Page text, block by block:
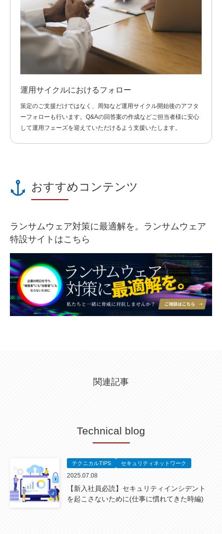
運用サイクルにおけるフォロー
策定のご支援だけではなく、周知など運用サイクル開始後のアフタ
ーフォローも行います。Q&Aの回答案の作成などご担当者様に安心
して運用フェーズを迎えていただけるよう支援いたします。
おすすめコンテンツ
ランサムウェア対策に最適解を。ランサムウェア
特設サイトはこちら
関連記事
Technical blog
テクニカルTIPS セキュリティネットワーク
2025.07.08
【新入社員必読】セキュリティインシデント
を起こさないために(仕事に慣れてきた時編)